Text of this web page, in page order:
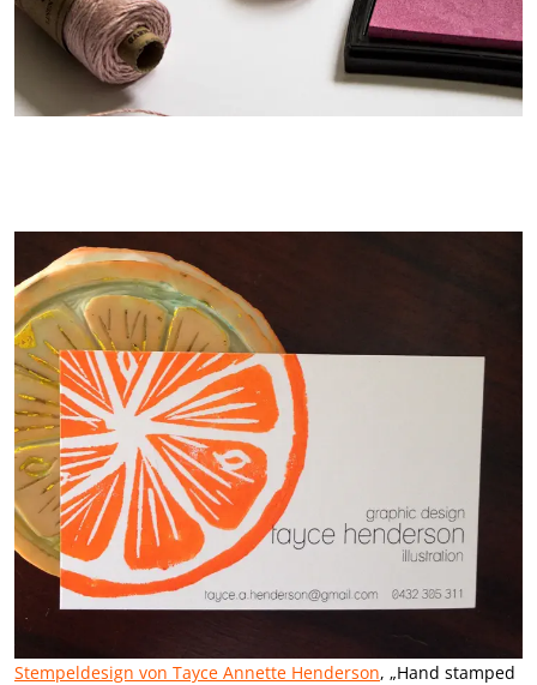
Stempeldesign von Tayce Annette Henderson, „Hand stamped